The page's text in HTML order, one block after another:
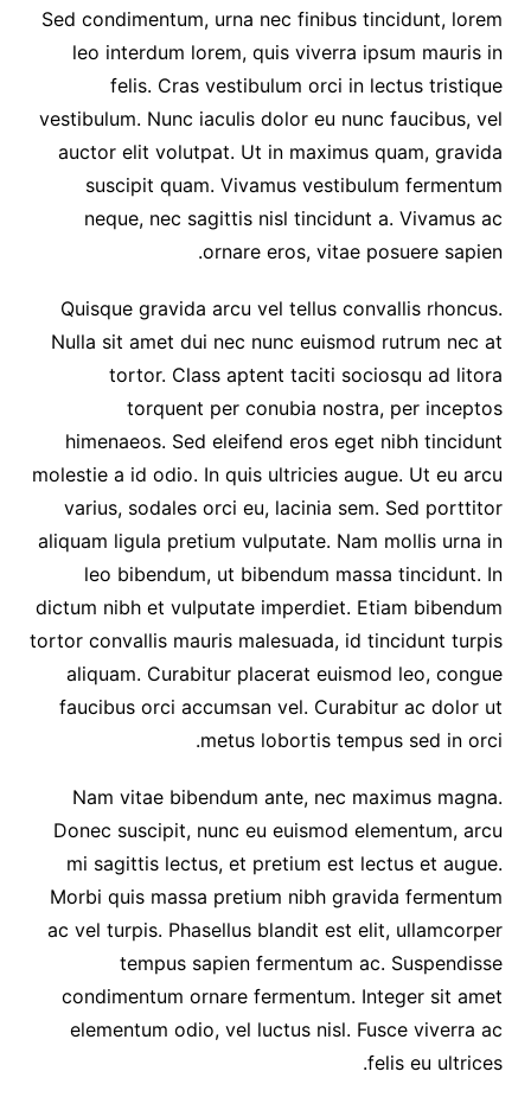
Sed condimentum, urna nec finibus tincidunt, lorem
leo interdum lorem, quis viverra ipsum mauris in
felis. Cras vestibulum orci in lectus tristique
vestibulum. Nunc iaculis dolor eu nunc faucibus, vel
auctor elit volutpat. Ut in maximus quam, gravida
suscipit quam. Vivamus vestibulum fermentum
neque, nec sagittis nisl tincidunt a. Vivamus ac
ornare eros, vitae posuere sapien.
Quisque gravida arcu vel tellus convallis rhoncus.
Nulla sit amet dui nec nunc euismod rutrum nec at
tortor. Class aptent taciti sociosqu ad litora
torquent per conubia nostra, per inceptos
himenaeos. Sed eleifend eros eget nibh tincidunt
molestie a id odio. In quis ultricies augue. Ut eu arcu
varius, sodales orci eu, lacinia sem. Sed porttitor
aliquam ligula pretium vulputate. Nam mollis urna in
leo bibendum, ut bibendum massa tincidunt. In
dictum nibh et vulputate imperdiet. Etiam bibendum
tortor convallis mauris malesuada, id tincidunt turpis
aliquam. Curabitur placerat euismod leo, congue
faucibus orci accumsan vel. Curabitur ac dolor ut
metus lobortis tempus sed in orci.
Nam vitae bibendum ante, nec maximus magna.
Donec suscipit, nunc eu euismod elementum, arcu
mi sagittis lectus, et pretium est lectus et augue.
Morbi quis massa pretium nibh gravida fermentum
ac vel turpis. Phasellus blandit est elit, ullamcorper
tempus sapien fermentum ac. Suspendisse
condimentum ornare fermentum. Integer sit amet
elementum odio, vel luctus nisl. Fusce viverra ac
felis eu ultrices.